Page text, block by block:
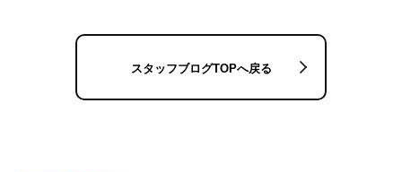
スタッフブログTOPへ戻る